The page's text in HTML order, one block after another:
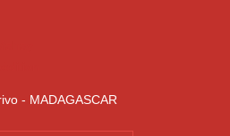
- MADAGASCAR